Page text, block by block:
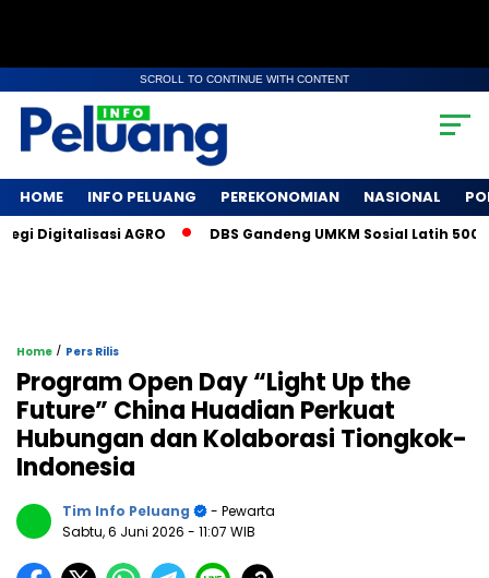
SCROLL TO CONTINUE WITH CONTENT
HOME INFO PELUANG PEREKONOMIAN NASIONAL
Digitalisasi AGRO DBS Gandeng UMKM Sosial Latih 500
Home / Pers Rilis
Program Open Day “Light Up the
Future” China Huadian Perkuat
Hubungan dan Kolaborasi Tiongkok-
Indonesia
Tim Info Peluang
- Pewarta
Sabtu, 6 Juni 2026 - 11:07 WIB